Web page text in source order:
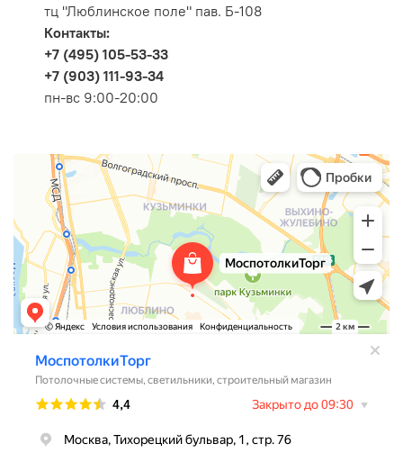
тц "Люблинское поле" пав. Б-108
Контакты:
+7 (495) 105-53-33
+7 (903) 111-93-34
пн-вс 9:00-20:00